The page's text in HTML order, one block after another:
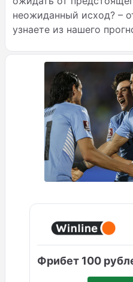
неожиданный исход? –
узнаете из нашего
Фрибет 100